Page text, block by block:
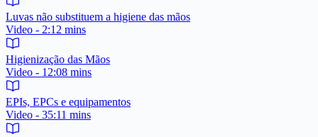
Luvas não substituem a higiene das mãos
Video - 2:12 mins
Higienização das Mãos
Video - 12:08 mins
EPIs, EPCs e equipamentos
Video - 35:11 mins